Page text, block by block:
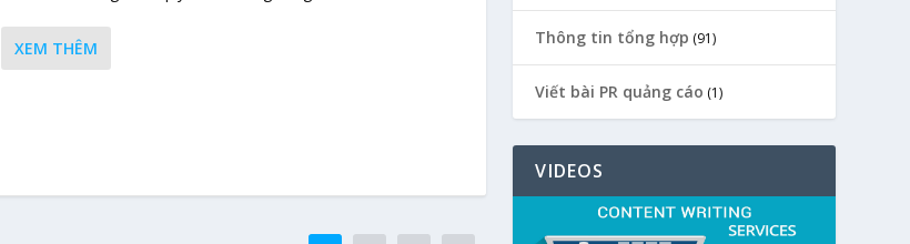
XEM THÊM
Thông tin tổng hợp (91)
Viết bài PR quảng cáo (1)
VIDEOS